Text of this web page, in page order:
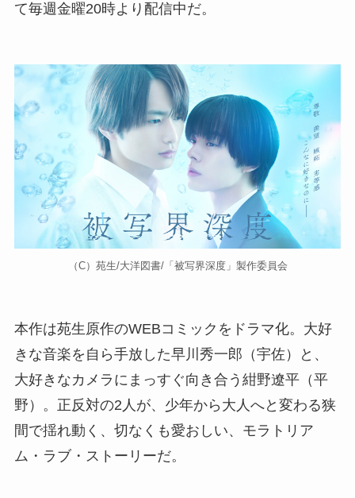
て毎週金曜20時より配信中だ。
（C）苑生/大洋図書/「被写界深度」製作委員会
本作は苑生原作のWEBコミックをドラマ化。大好
きな音楽を自ら手放した早川秀一郎（宇佐）と、
大好きなカメラにまっすぐ向き合う紺野遼平（平
野）。正反対の2人が、少年から大人へと変わる狭
間で揺れ動く、切なくも愛おしい、モラトリア
ム・ラブ・ストーリーだ。